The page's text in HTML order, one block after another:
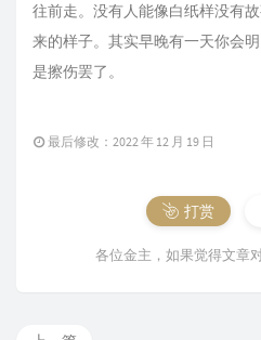
往前走。没有人能像白纸样没有
来的样子。其实早晚有一天你会
是擦伤罢了。
最后修改：2022 年 12 月 19 日
打赏
各位金主，如果觉得文章